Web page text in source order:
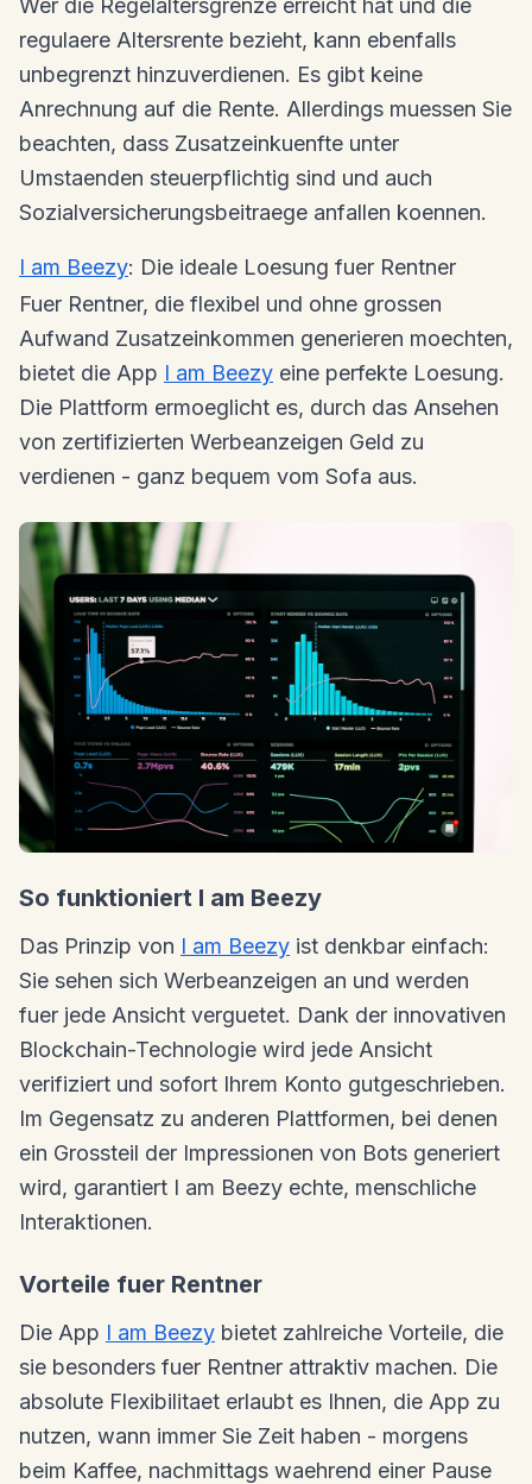
Wer die Regelaltersgrenze erreicht hat und die
regulaere Altersrente bezieht, kann ebenfalls
unbegrenzt hinzuverdienen. Es gibt keine
Anrechnung auf die Rente. Allerdings muessen Sie
beachten, dass Zusatzeinkuenfte unter
Umstaenden steuerpflichtig sind und auch
Sozialversicherungsbeitraege anfallen koennen.
I am Beezy: Die ideale Loesung fuer Rentner
Fuer Rentner, die flexibel und ohne grossen
Aufwand Zusatzeinkommen generieren moechten,
bietet die App I am Beezy eine perfekte Loesung.
Die Plattform ermoeglicht es, durch das Ansehen
von zertifizierten Werbeanzeigen Geld zu
verdienen - ganz bequem vom Sofa aus.
So funktioniert I am Beezy
Das Prinzip von I am Beezy ist denkbar einfach:
Sie sehen sich Werbeanzeigen an und werden
fuer jede Ansicht verguetet. Dank der innovativen
Blockchain-Technologie wird jede Ansicht
verifiziert und sofort Ihrem Konto gutgeschrieben.
Im Gegensatz zu anderen Plattformen, bei denen
ein Grossteil der Impressionen von Bots generiert
wird, garantiert I am Beezy echte, menschliche
Interaktionen.
Vorteile fuer Rentner
Die App I am Beezy bietet zahlreiche Vorteile, die
sie besonders fuer Rentner attraktiv machen. Die
absolute Flexibilitaet erlaubt es Ihnen, die App zu
nutzen, wann immer Sie Zeit haben - morgens
beim Kaffee, nachmittags waehrend einer Pause